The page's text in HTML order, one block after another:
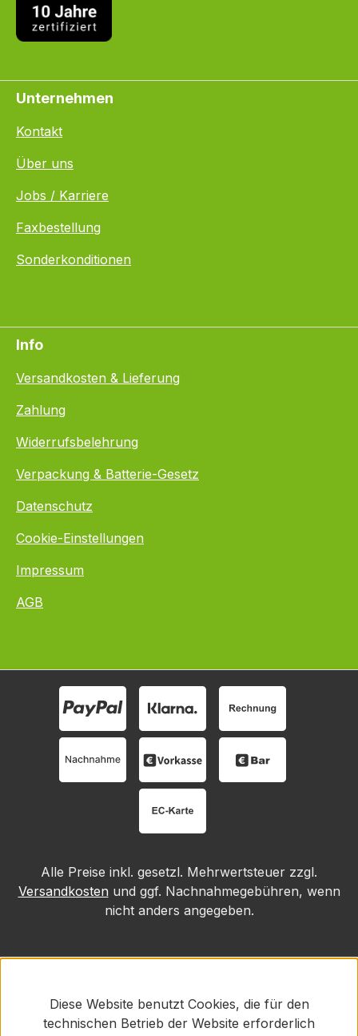
Unternehmen
Kontakt
Über uns
Jobs / Karriere
Faxbestellung
Sonderkonditionen
Info
Versandkosten & Lieferung
Zahlung
Widerrufsbelehrung
Verpackung & Batterie-Gesetz
Datenschutz
Cookie-Einstellungen
Impressum
AGB
Alle Preise inkl. gesetzl. Mehrwertsteuer zzgl.
Versandkosten und ggf. Nachnahmegebühren, wenn
nicht anders angegeben.
Diese Website benutzt Cookies, die für den
technischen Betrieb der Website erforderlich